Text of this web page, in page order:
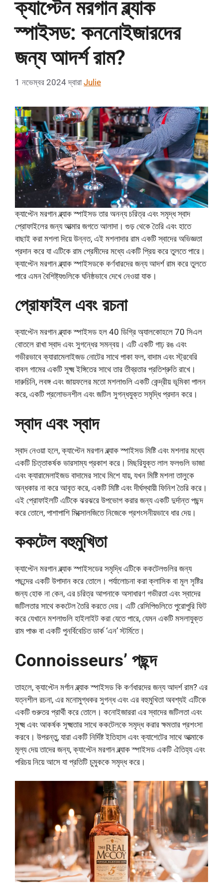
ক্যাপ্টেন মরগান ব্ল্যাক
স্পাইসড: কননোইজারদের
জন্য আদর্শ রাম?
1 নভেম্বর 2024 দ্বারা Julie
ক্যাপ্টেন মরগান ব্ল্যাক স্পাইসড তার অনন্য চরিত্র এবং সমৃদ্ধ স্বাদ
প্রোফাইলের জন্য আত্মার জগতে আলাদা। গুড় থেকে তৈরি এবং হাতে
বাছাই করা মশলা দিয়ে উন্নত, এই মশলাদার রাম একটি স্বাদের অভিজ্ঞতা
প্রদান করে যা এটিকে রাম প্রেমীদের মধ্যে একটি প্রিয় করে তুলতে পারে।
ক্যাপ্টেন মরগান ব্ল্যাক স্পাইসডকে কর্ণধারদের জন্য আদর্শ রাম করে তুলতে
পারে এমন বৈশিষ্ট্যগুলিকে ঘনিষ্ঠভাবে দেখে নেওয়া যাক।
প্রোফাইল এবং রচনা
ক্যাপ্টেন মরগান ব্ল্যাক স্পাইসড হল 40 ডিগ্রি অ্যালকোহলে 70 সিএল
বোতলে রাখা স্বাদ এবং সুগন্ধের সমন্বয়। এটি একটি গাঢ় রঙ এবং
গভীরভাবে ক্যারামেলাইজড নোটের সাথে পাকা ফল, বাদাম এবং স্ট্রবেরি
বাবল গামের একটি সূক্ষ্ম ইঙ্গিতের সাথে তার তীব্রতার প্রতিশ্রুতি রাখে।
দারুচিনি, লবঙ্গ এবং জায়ফলের মতো মশলাগুলি একটি কেন্দ্রীয় ভূমিকা পালন
করে, একটি প্রলোভনশীল এবং জটিল সুগন্ধযুক্ত সমৃদ্ধি প্রদান করে।
স্বাদ এবং স্বাদ
স্বাদ নেওয়া হলে, ক্যাপ্টেন মরগান ব্ল্যাক স্পাইসড মিষ্টি এবং মশলার মধ্যে
একটি চিত্তাকর্ষক ভারসাম্য প্রকাশ করে। মিছরিযুক্ত লাল ফলগুলি ভাজা
এবং ক্যারামেলাইজড বাদামের সাথে মিশে যায়, যখন মিষ্টি মশলা তালুকে
অন্ধকার না করে আবৃত করে, একটি মিষ্টি এবং দীর্ঘস্থায়ী ফিনিশ তৈরি করে।
এই প্রোফাইলটি এটিকে ঝরঝরে উপভোগ করার জন্য একটি দুর্দান্ত পছন্দ
করে তোলে, পাশাপাশি মিক্সোলজিতে নিজেকে প্রশংসনীয়ভাবে ধার দেয়।
ককটেল বহুমুখিতা
ক্যাপ্টেন মরগান ব্ল্যাক স্পাইসডের সমৃদ্ধি এটিকে ককটেলগুলির জন্য
পছন্দের একটি উপাদান করে তোলে। পর্যালোচনা করা ক্লাসিক বা মূল সৃষ্টির
জন্য হোক না কেন, এর চরিত্র আপনাকে অসাধারণ গভীরতা এবং স্বাদের
জটিলতার সাথে ককটেল তৈরি করতে দেয়। এটি রেসিপিগুলিতে পুরোপুরি ফিট
করে যেখানে মশলাগুলি হাইলাইট করা যেতে পারে, যেমন একটি মসলাযুক্ত
রাম পাঞ্চ বা একটি পুনর্বিবেচিত ডার্ক ‘এন’ স্টর্মিতে।
Connoisseurs’ পছন্দ
তাহলে, ক্যাপ্টেন মর্গান ব্ল্যাক স্পাইসড কি কর্ণধারদের জন্য আদর্শ রাম? এর
যত্নশীল রচনা, এর মনোমুগ্ধকর সুগন্ধ এবং এর বহুমুখিতা অবশ্যই এটিকে
একটি গুরুতর প্রার্থী করে তোলে। কনোইজাররা এর স্বাদের জটিলতা এবং
সূক্ষ্ম এবং আকর্ষক সূক্ষ্মতার সাথে ককটেলকে সমৃদ্ধ করার ক্ষমতার প্রশংসা
করবে। উপরন্তু, যারা একটি নির্দিষ্ট ইতিহাস এবং ক্যাশেটের সাথে আত্মাকে
মূল্য দেয় তাদের জন্য, ক্যাপ্টেন মরগান ব্ল্যাক স্পাইসড একটি ঐতিহ্য এবং
পরিচয় নিয়ে আসে যা প্রতিটি চুমুককে সমৃদ্ধ করে।